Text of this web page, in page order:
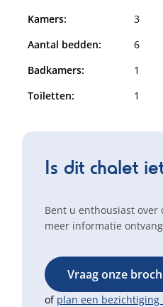
Kamers:
3
Aantal bedden:
6
Badkamers:
1
Toiletten:
1
Is dit chalet
Bent u enthousiast
meer informatie
Vraag onze
of plan een bezichtiging